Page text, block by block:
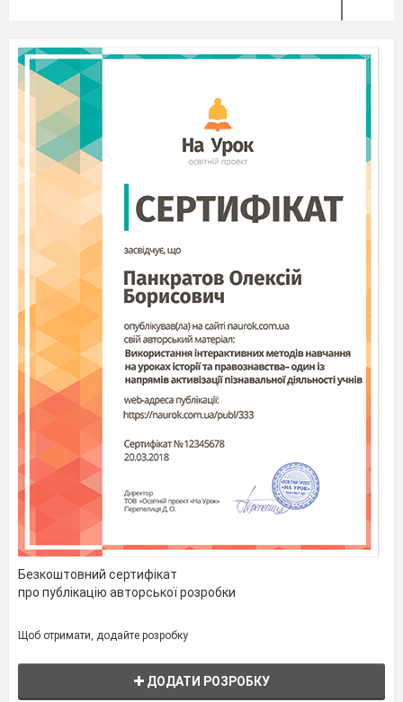
Безкоштовний сертифікат
про публікацію авторської розробки
Щоб отримати, додайте розробку
ДОДАТИ РОЗРОБКУ